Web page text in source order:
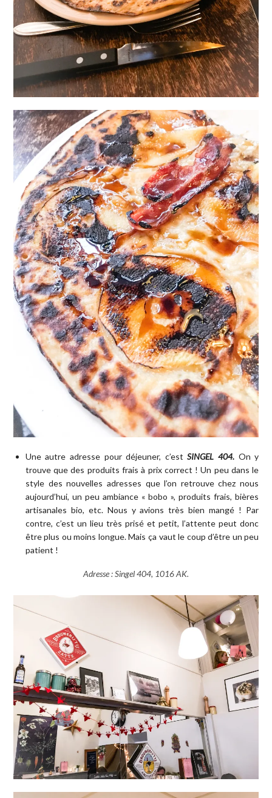
Une autre adresse pour déjeuner, c’estSINGEL 404. On y
trouve que des produits frais à prix correct ! Un peu dans le
style des nouvelles adresses que l’on retrouve chez nous
aujourd’hui, un peu ambiance « bobo », produits frais, bières
artisanales bio, etc. Nous y avions très bien mangé ! Par
contre, c’est un lieu très prisé et petit, l’attente peut donc
être plus ou moins longue. Mais ça vaut le coup d’être un peu
patient !
Adresse : Singel 404, 1016 AK.